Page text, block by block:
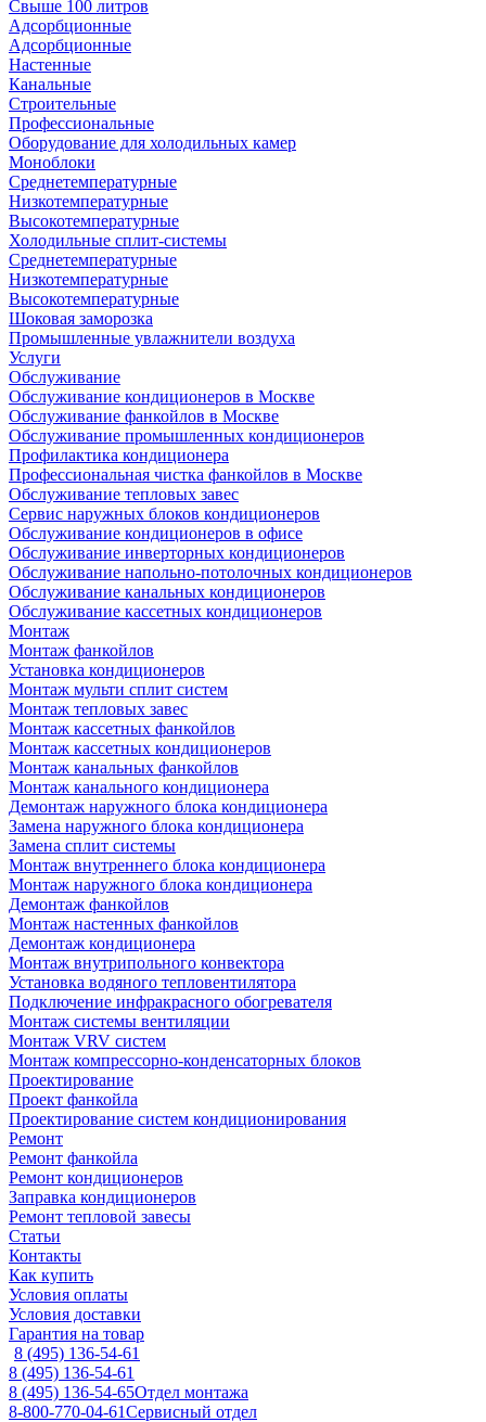
Свыше 100 литров
Адсорбционные
Адсорбционные
Настенные
Канальные
Строительные
Профессиональные
Оборудование для холодильных камер
Моноблоки
Среднетемпературные
Низкотемпературные
Высокотемпературные
Холодильные сплит-системы
Среднетемпературные
Низкотемпературные
Высокотемпературные
Шоковая заморозка
Промышленные увлажнители воздуха
Услуги
Обслуживание
Обслуживание кондиционеров в Москве
Обслуживание фанкойлов в Москве
Обслуживание промышленных кондиционеров
Профилактика кондиционера
Профессиональная чистка фанкойлов в Москве
Обслуживание тепловых завес
Сервис наружных блоков кондиционеров
Обслуживание кондиционеров в офисе
Обслуживание инверторных кондиционеров
Обслуживание напольно-потолочных кондиционеров
Обслуживание канальных кондиционеров
Обслуживание кассетных кондиционеров
Монтаж
Монтаж фанкойлов
Установка кондиционеров
Монтаж мульти сплит систем
Монтаж тепловых завес
Монтаж кассетных фанкойлов
Монтаж кассетных кондиционеров
Монтаж канальных фанкойлов
Монтаж канального кондиционера
Демонтаж наружного блока кондиционера
Замена наружного блока кондиционера
Замена сплит системы
Монтаж внутреннего блока кондиционера
Монтаж наружного блока кондиционера
Демонтаж фанкойлов
Монтаж настенных фанкойлов
Демонтаж кондиционера
Монтаж внутрипольного конвектора
Установка водяного тепловентилятора
Подключение инфракрасного обогревателя
Монтаж системы вентиляции
Монтаж VRV систем
Монтаж компрессорно-конденсаторных блоков
Проектирование
Проект фанкойла
Проектирование систем кондиционирования
Ремонт
Ремонт фанкойла
Ремонт кондиционеров
Заправка кондиционеров
Ремонт тепловой завесы
Статьи
Контакты
Как купить
Условия оплаты
Условия доставки
Гарантия на товар
8 (495) 136-54-61
8 (495) 136-54-61
8 (495) 136-54-65Отдел монтажа
8-800-770-04-61Сервисный отдел